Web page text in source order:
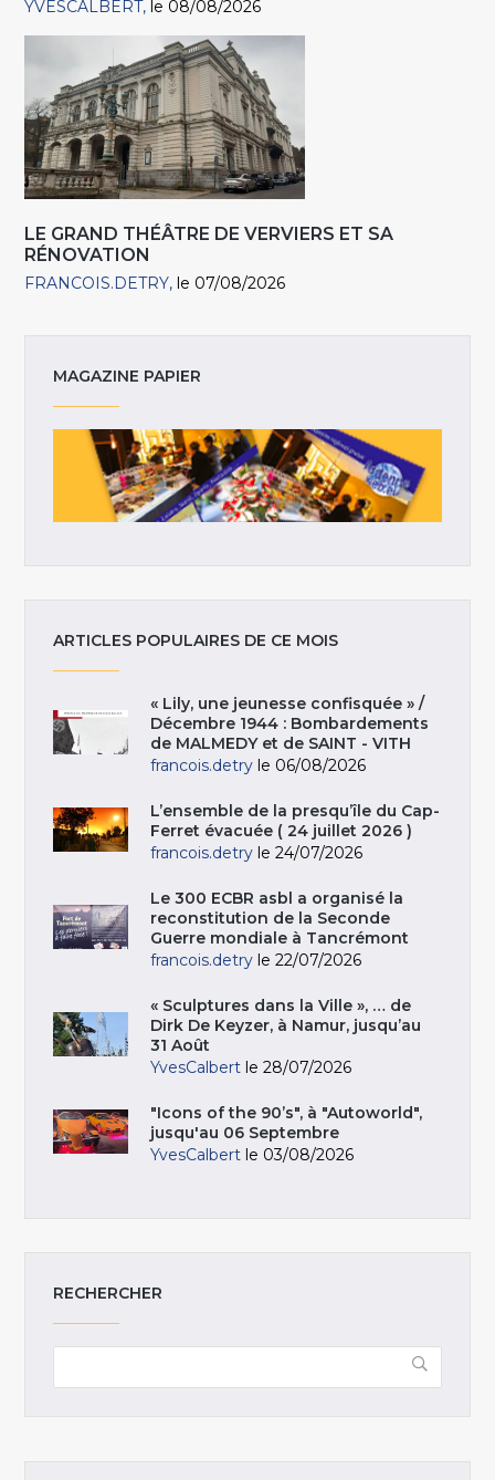
YVESCALBERT le 08/08/2026
LE GRAND THÉÂTRE DE VERVIERS ET SA
RÉNOVATION
FRANCOIS.DETRY le 07/08/2026
MAGAZINE PAPIER
ARTICLES POPULAIRES DE CE MOIS
« Lily, une jeunesse confisquée » /
Décembre 1944 : Bombardements
de MALMEDY et de SAINT - VITH
francois.detry le 06/08/2026
L’ensemble de la presqu’île du Cap-
Ferret évacuée ( 24 juillet 2026 )
francois.detry le 24/07/2026
Le 300 ECBR asbl a organisé la
reconstitution de la Seconde
Guerre mondiale à Tancrémont
francois.detry le 22/07/2026
« Sculptures dans la Ville », … de
Dirk De Keyzer, à Namur, jusqu’au
31 Août
YvesCalbert le 28/07/2026
"Icons of the 90’s", à "Autoworld",
jusqu'au 06 Septembre
YvesCalbert le 03/08/2026
RECHERCHER